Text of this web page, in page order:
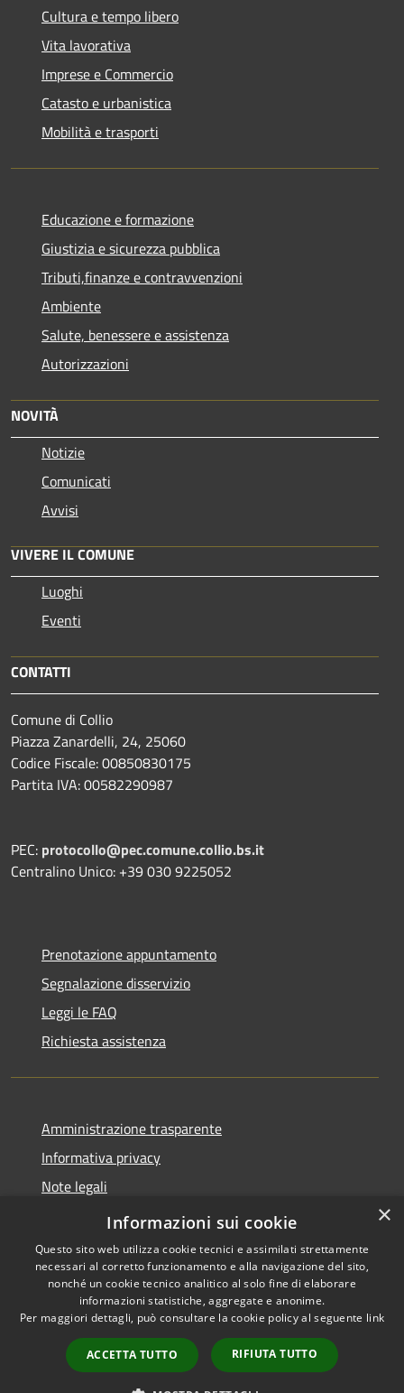
Cultura e tempo libero
Vita lavorativa
Imprese e Commercio
Catasto e urbanistica
Mobilità e trasporti
Educazione e formazione
Giustizia e sicurezza pubblica
Tributi,finanze e contravvenzioni
Ambiente
Salute, benessere e assistenza
Autorizzazioni
NOVITÀ
Notizie
Comunicati
Avvisi
VIVERE IL COMUNE
Luoghi
Eventi
CONTATTI
Comune di Collio
Piazza Zanardelli, 24, 25060
Codice Fiscale: 00850830175
Partita IVA: 00582290987
PEC: protocollo@pec.comune.collio.bs.it
Centralino Unico: +39 030 9225052
Prenotazione appuntamento
Segnalazione disservizio
Leggi le FAQ
Richiesta assistenza
Amministrazione trasparente
Informativa privacy
Note legali
Dichiarazione di accessibilità
Accessibilità
Copyright © 2026 • Comune di
Collio • Powered by
Municipium•
Accesso
redazione
×
Informazioni sui cookie
Questo sito web utilizza cookie tecnici e assimilati strettamente
necessari al corretto funzionamento e alla navigazione del sito,
nonché un cookie tecnico analitico al solo fine di elaborare
informazioni statistiche, aggregate e anonime.
Per maggiori dettagli, può consultare la cookie policy al seguente link
ACCETTA TUTTO RIFIUTA TUTTO